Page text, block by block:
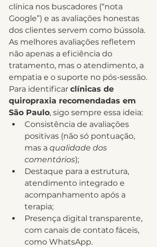
clínica nos buscadores (“nota
Google”) e as avaliações honestas
dos clientes servem como bússola.
As melhores avaliações refletem
não apenas a eficiência do
tratamento, mas o atendimento, a
empatia e o suporte no pós-sessão.
Para identificar clínicas de
quiropraxia recomendadas em
São Paulo, sigo sempre essa ideia:
Consistência de avaliações
positivas (não só pontuação,
mas a qualidade dos
comentários);
Destaque para a estrutura,
atendimento integrado e
acompanhamento após a
terapia;
Presença digital transparente,
com canais de contato fáceis,
como WhatsApp.